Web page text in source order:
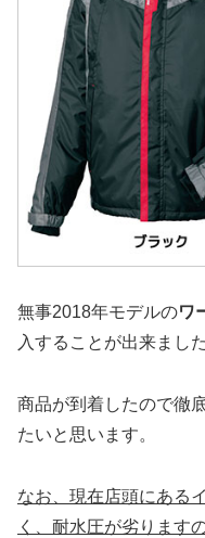
無事2018年モデルのワ
入することが出来ました
商品が到着したので徹
たいと思います。
なお、現在店頭にある
く、耐水圧が劣ります